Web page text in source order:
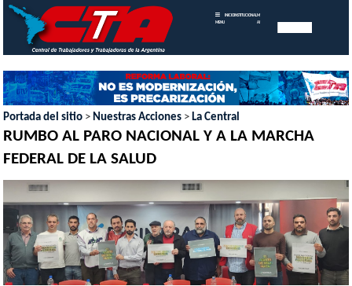
MENU
INICIOINSTITUCIONAL MEMORIAS
ANUALES
Portada del sitio > Nuestras Acciones > La Central
RUMBO AL PARO NACIONAL Y A LA MARCHA
FEDERAL DE LA SALUD